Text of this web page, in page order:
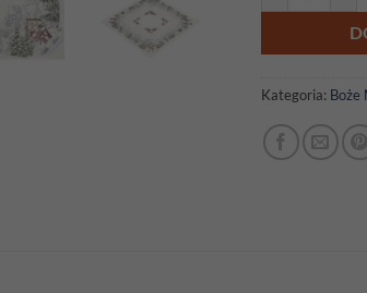
Kategoria: Boże